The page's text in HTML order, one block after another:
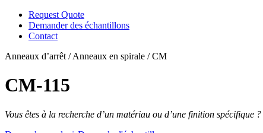
Request Quote
Demander des échantillons
Contact
Anneaux d’arrêt / Anneaux en spirale / CM
CM-115
Vous êtes à la recherche d’un matériau ou d’une finition spécifique ?